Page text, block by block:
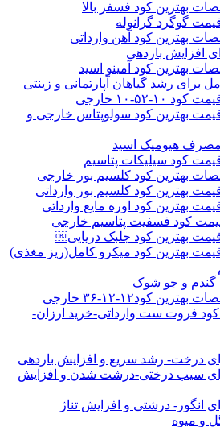
بهترین کود فسفر بالا
گوگرد گرانوله
بهترین کود آهن وارداتی
افزایش باردهی
بهترین کود آمینو اسید
برای رشد گیاهان آپارتمانی و زینتی
۵۲-۱۰ خارجی
بهترین کود سولوپتاس خارجی و
مصرف هیومیک اسید
کود سیلیکات پتاسیم
بهترین کود کلسیم بور خارجی
بهترین کود کلسیم بور وارداتی
بهترین کود اوره مایع وارداتی
کود فسفیت پتاسیم خارجی
بهترین کود جلبک دریایی￼
بهترین کود میکرو کامل(ریز مغذی)
و جو شوک
کود۱۲-۱۲-۳۶ خارجی
فروت ست وارداتی-خرید ارزان-
درخت- رشد سریع و افزایش باردهی
سیب درختی-درشت شدن و افزایش
انگور- درشتی و افزایش تناژ
و میوه